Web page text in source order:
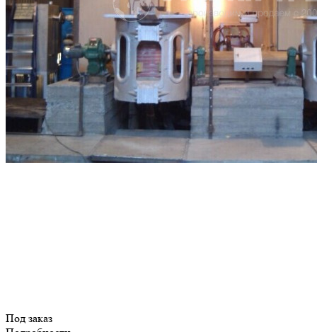
Под заказ